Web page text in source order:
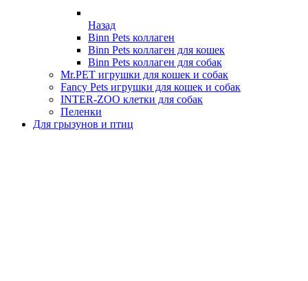
Назад
Binn Pets коллаген
Binn Pets коллаген для кошек
Binn Pets коллаген для собак
Mr.PET игрушки для кошек и собак
Fancy Pets игрушки для кошек и собак
INTER-ZOO клетки для собак
Пеленки
Для грызунов и птиц